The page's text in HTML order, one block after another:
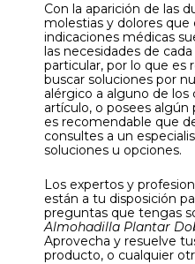
Con la aparición de las
molestias y dolores que
indicaciones médicas
las necesidades de
particular, por lo que es
buscar soluciones por
alérgico a alguno de
artículo, o posees
es recomendable que
consultes a un
soluciones u opciones.
Los expertos y
están a tu disposición
preguntas que tengas
Almohadilla Plantar
Aprovecha y resuelve
producto, o cualquier